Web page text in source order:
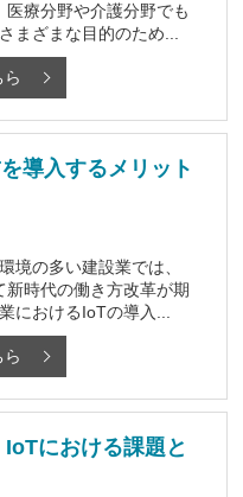
療分野や介護分野でも
まざまな目的のため...
導入するメリット
境の多い建設業では、
時代の働き方改革が期
におけるIoTの導入...
における課題と